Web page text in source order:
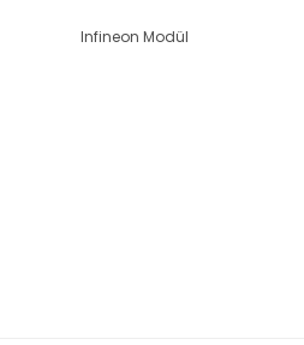
Infineon Modül